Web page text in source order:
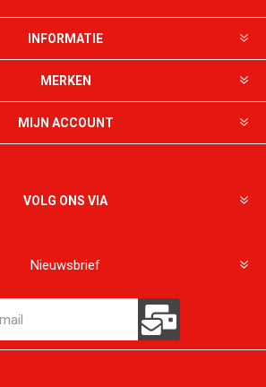
INFORMATIE
MERKEN
MIJN ACCOUNT
VOLG ONS VIA
Nieuwsbrief